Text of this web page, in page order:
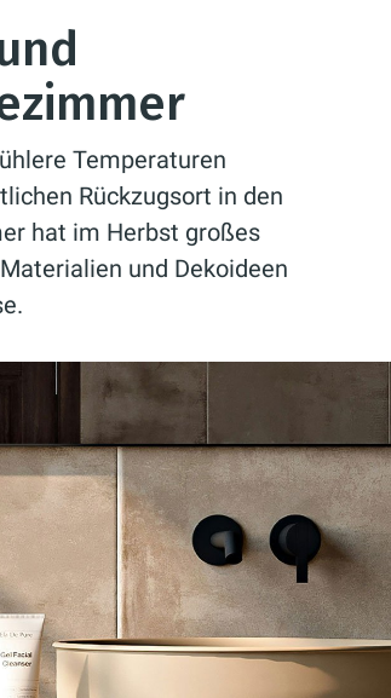
Temperaturen
Rückzugsort in den
hat im Herbst großes
und Dekoideen